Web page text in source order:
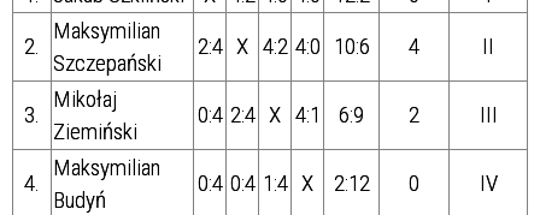
2.
Maksymilian
Szczepański
2:4 X 4:2 4:0 10:6 4 II
3.
Mikołaj
Ziemiński
0:4 2:4 X 4:1 6:9 2 III
4.
Maksymilian
Budyń
0:4 0:4 1:4 X 2:12 0 IV